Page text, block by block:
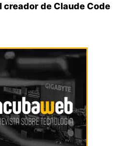
creador de Claude Code